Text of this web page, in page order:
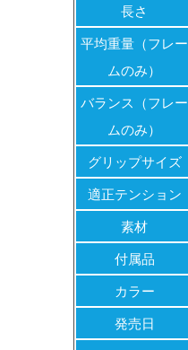
長さ
平均重量（フレー
ムのみ）
バランス（フレー
ムのみ）
グリップサイズ
適正テンション
素材
付属品
カラー
発売日